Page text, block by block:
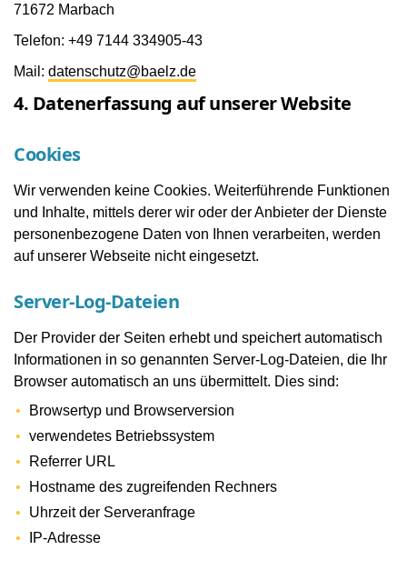
71672 Marbach
Telefon: +49 7144 334905-43
Mail: datenschutz@baelz.de
4. Datenerfassung auf unserer Website
Cookies
Wir verwenden keine Cookies. Weiterführende Funktionen
und Inhalte, mittels derer wir oder der Anbieter der Dienste
personenbezogene Daten von Ihnen verarbeiten, werden
auf unserer Webseite nicht eingesetzt.
Server-Log-Dateien
Der Provider der Seiten erhebt und speichert automatisch
Informationen in so genannten Server-Log-Dateien, die Ihr
Browser automatisch an uns übermittelt. Dies sind:
Browsertyp und Browserversion
verwendetes Betriebssystem
Referrer URL
Hostname des zugreifenden Rechners
Uhrzeit der Serveranfrage
IP-Adresse